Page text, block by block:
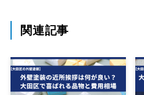
関連記事